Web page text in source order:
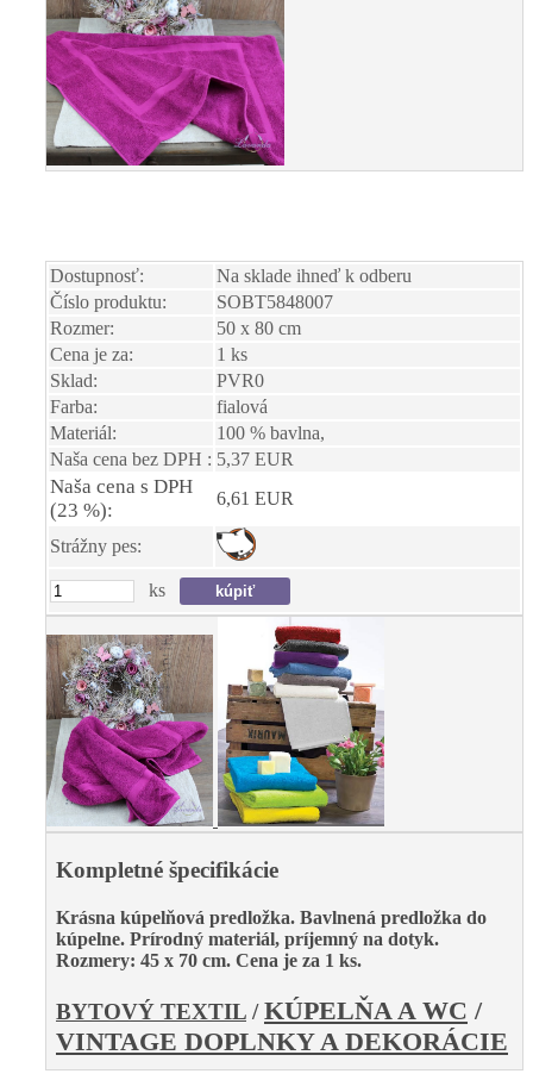
Dostupnosť:
Na sklade ihneď k odberu
Číslo produktu:
SOBT5848007
Rozmer:
50 x 80 cm
Cena je za:
1 ks
Sklad:
PVR0
Farba:
fialová
Materiál:
100 % bavlna,
Naša cena bez DPH : 5,37 EUR
Naša cena s DPH
(23 %):
6,61 EUR
Strážny pes:
ks
Kompletné špecifikácie
Krásna kúpelňová predložka. Bavlnená predložka do
kúpelne. Prírodný materiál, príjemný na dotyk.
Rozmery: 45 x 70 cm. Cena je za 1 ks.
BYTOVÝ TEXTIL /KÚPELŇA A WC /
VINTAGE DOPLNKY A DEKORÁCIE